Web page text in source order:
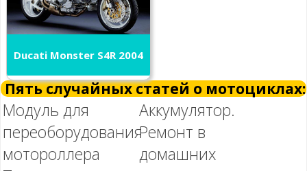
Ducati Monster S4R 2004
Пять случайных статей о мотоциклах:
Модуль для
переоборудования
мотороллера
Аккумулятор.
Ремонт в
домашних